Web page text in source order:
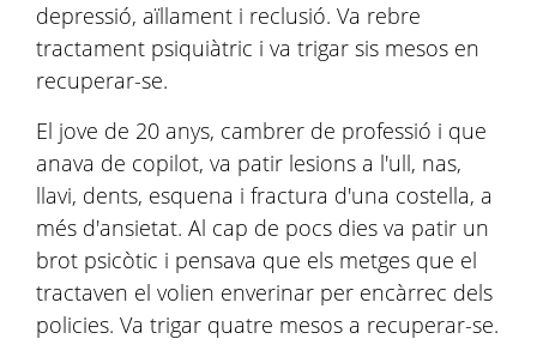
depressió, aïllament i reclusió. Va rebre
tractament psiquiàtric i va trigar sis mesos en
recuperar-se.
El jove de 20 anys, cambrer de professió i que
anava de copilot, va patir lesions a l'ull, nas,
llavi, dents, esquena i fractura d'una costella, a
més d'ansietat. Al cap de pocs dies va patir un
brot psicòtic i pensava que els metges que el
tractaven el volien enverinar per encàrrec dels
policies. Va trigar quatre mesos a recuperar-se.